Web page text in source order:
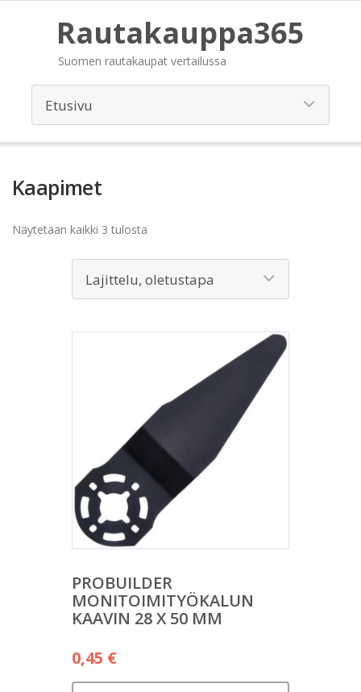
Rautakauppa365
Suomen rautakaupat vertailussa
Kaapimet
Näytetään kaikki 3 tulosta
PROBUILDER
MONITOIMITYÖKALUN
KAAVIN 28 X 50 MM
0,45 €